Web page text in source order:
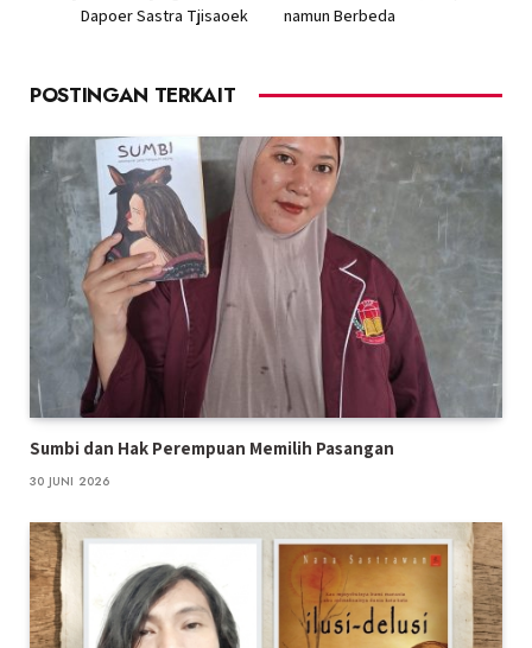
Dapoer Sastra Tjisaoek
namun Berbeda
POSTINGAN TERKAIT
Sumbi dan Hak Perempuan Memilih Pasangan
30 JUNI 2026